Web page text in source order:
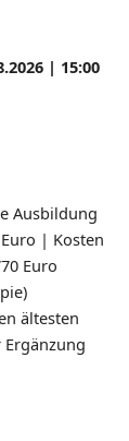
| 15:00
Ausbildung
| Kosten
Euro
ältesten